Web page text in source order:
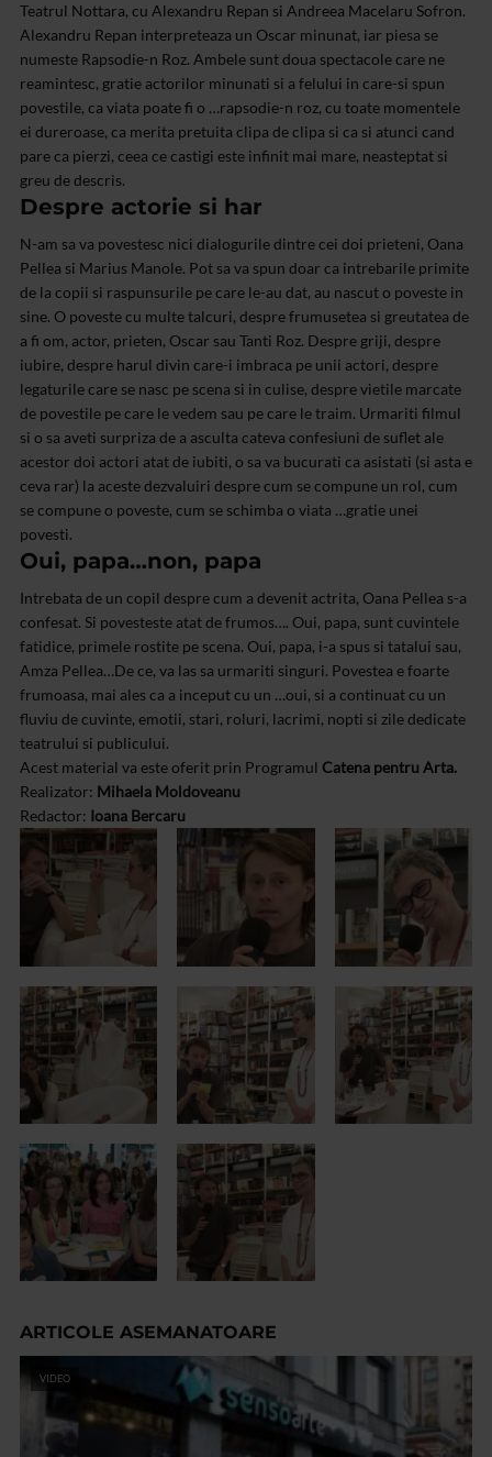
Teatrul Nottara, cu Alexandru Repan si Andreea Macelaru Sofron.
Alexandru Repan interpreteaza un Oscar minunat, iar piesa se
numeste Rapsodie-n Roz. Ambele sunt doua spectacole care ne
reamintesc, gratie actorilor minunati si a felului in care-si spun
povestile, ca viata poate fi o …rapsodie-n roz, cu toate momentele
ei dureroase, ca merita pretuita clipa de clipa si ca si atunci cand
pare ca pierzi, ceea ce castigi este infinit mai mare, neasteptat si
greu de descris.
Despre actorie si har
N-am sa va povestesc nici dialogurile dintre cei doi prieteni, Oana
Pellea si Marius Manole. Pot sa va spun doar ca intrebarile primite
de la copii si raspunsurile pe care le-au dat, au nascut o poveste in
sine. O poveste cu multe talcuri, despre frumusetea si greutatea de
a fi om, actor, prieten, Oscar sau Tanti Roz. Despre griji, despre
iubire, despre harul divin care-i imbraca pe unii actori, despre
legaturile care se nasc pe scena si in culise, despre vietile marcate
de povestile pe care le vedem sau pe care le traim. Urmariti filmul
si o sa aveti surpriza de a asculta cateva confesiuni de suflet ale
acestor doi actori atat de iubiti, o sa va bucurati ca asistati (si asta e
ceva rar) la aceste dezvaluiri despre cum se compune un rol, cum
se compune o poveste, cum se schimba o viata …gratie unei
povesti.
Oui, papa…non, papa
Intrebata de un copil despre cum a devenit actrita, Oana Pellea s-a
confesat. Si povesteste atat de frumos…. Oui, papa, sunt cuvintele
fatidice, primele rostite pe scena. Oui, papa, i-a spus si tatalui sau,
Amza Pellea…De ce, va las sa urmariti singuri. Povestea e foarte
frumoasa, mai ales ca a inceput cu un …oui, si a continuat cu un
fluviu de cuvinte, emotii, stari, roluri, lacrimi, nopti si zile dedicate
teatrului si publicului.
Acest material va este oferit prin Programul Catena pentru Arta.
Realizator: Mihaela Moldoveanu
Redactor: Ioana Bercaru
ARTICOLE ASEMANATOARE
VIDEO